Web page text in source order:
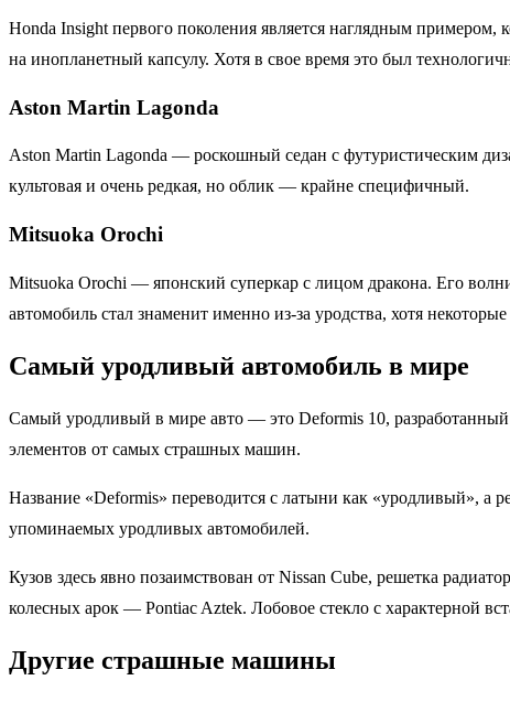
Honda Insight первого поколения является наглядным примером,
на инопланетный капсулу. Хотя в свое время это был
Aston Martin Lagonda
Aston Martin Lagonda — роскошный седан с футуристическим
культовая и очень редкая, но облик — крайне специфичный.
Mitsuoka Orochi
Mitsuoka Orochi — японский суперкар с лицом дракона. Его
автомобиль стал знаменит именно из-за уродства, хотя
Самый уродливый автомобиль в мире
Самый уродливый в мире авто — это Deformis 10,
элементов от самых страшных машин.
Название «Deformis» переводится с латыни как «уродливый», а
упоминаемых уродливых автомобилей.
Кузов здесь явно позаимствован от Nissan Cube, решетка
колесных арок — Pontiac Aztek. Лобовое стекло с характерной
Другие страшные машины